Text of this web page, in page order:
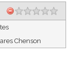
Chenson